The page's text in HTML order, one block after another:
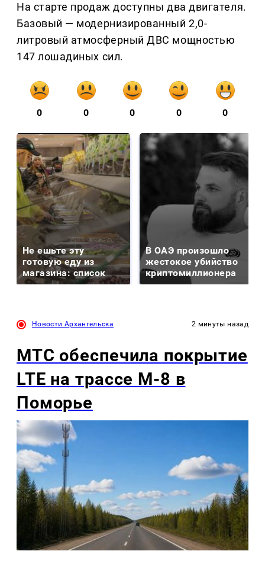
На старте продаж доступны два двигателя.
Базовый — модернизированный 2,0-
литровый атмосферный ДВС мощностью
147 лошадиных сил.
0 0 0 0 0
Не ешьте эту
готовую еду из
магазина: список
В ОАЭ произошло
жестокое убийство
криптомиллионера
Новости Архангельска 2 минуты назад
МТС обеспечила покрытие
LTE на трассе М-8 в
Поморье